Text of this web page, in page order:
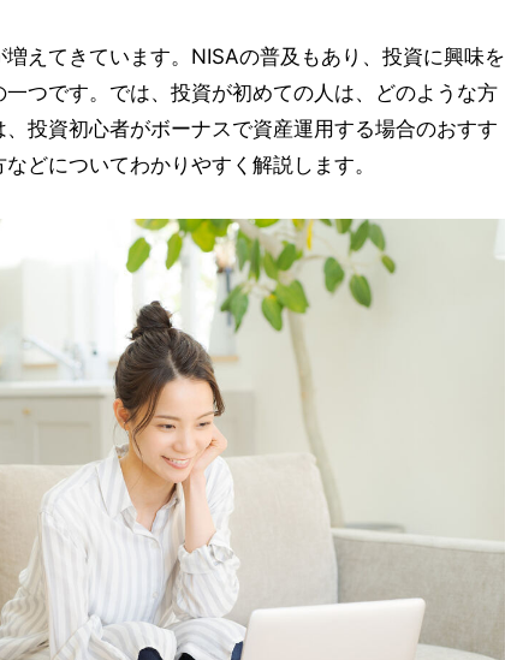
は
えてきています。NISAの普及もあり、投資に興味を
つです。では、投資が初めての人は、どのような方
投資初心者がボーナスで資産運用する場合のおすす
どについてわかりやすく解説します。